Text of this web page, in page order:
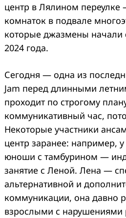
центр в Лялином переулке
комнаток в подвале
которые джазмены начали
2024 года.
Сегодня — одна из
Jam перед длинными
проходит по строгому
коммуникативный час,
Некоторые участники
центр заранее: например,
юноши с тамбурином —
занятие с Леной. Лена —
альтернативной и
коммуникации, она давно
взрослыми с нарушениями